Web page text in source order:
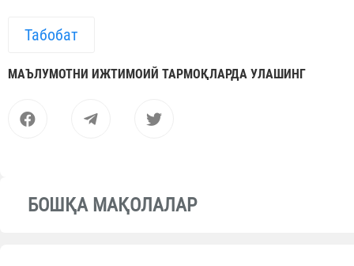
Табобат
МАЪЛУМОТНИ ИЖТИМОИЙ ТАРМОҚЛАРДА УЛАШИНГ
БОШҚА МАҚОЛАЛАР